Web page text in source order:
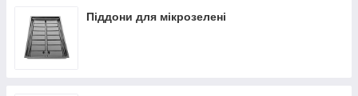
Піддони для мікрозелені